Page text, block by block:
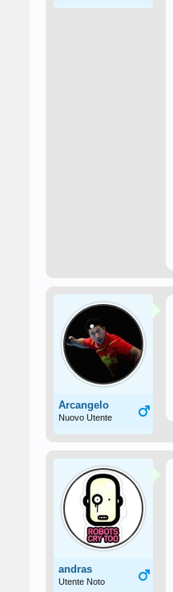
Arcangelo
Nuovo Utente
andras
Utente Noto